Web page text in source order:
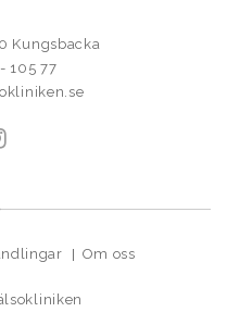
Kungsbacka
105 77
Om oss